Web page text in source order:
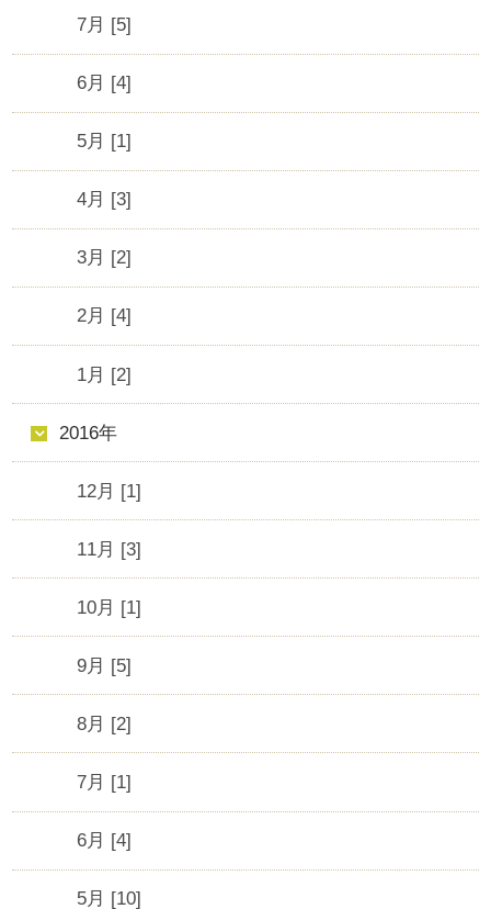
7月 [5]
6月 [4]
5月 [1]
4月 [3]
3月 [2]
2月 [4]
1月 [2]
2016年
12月 [1]
11月 [3]
10月 [1]
9月 [5]
8月 [2]
7月 [1]
6月 [4]
5月 [10]